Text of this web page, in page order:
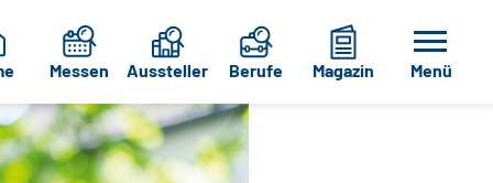
Messen Aussteller Berufe Magazin Menü